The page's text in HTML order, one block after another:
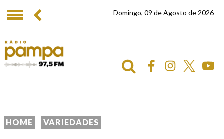
Domingo, 09 de Agosto de 2026
HOME VARIEDADES